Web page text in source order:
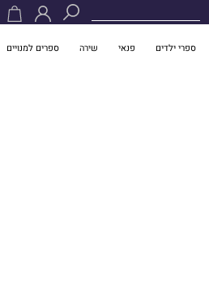
ספרי ילדים פנאי שירה ספרים למנויים